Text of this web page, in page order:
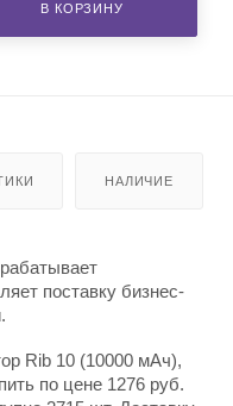
В КОРЗИНУ
НАЛИЧИЕ
поставку бизнес-
Rib 10 (10000 мАч),
по цене 1276 руб.